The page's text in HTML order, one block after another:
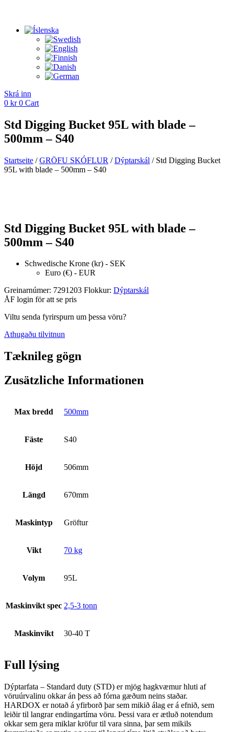
Skrá inn
0 kr 0 Cart
Std Digging Bucket 95L with blade –
500mm – S40
Startseite /GRÖFU SKÓFLUR /Dýptarskál / Std Digging Bucket
95L with blade – 500mm – S40
Std Digging Bucket 95L with blade –
500mm – S40
Schwedische Krone (kr) - SEK
Euro (€) - EUR
Greinarnúmer: 7291203 Flokkur: Dýptarskál
ÅF login för att se pris
Viltu senda fyrirspurn um þessa vöru?
Athugaðu tilvitnun
Tæknileg gögn
Zusätzliche Informationen
Max bredd 500mm
Fäste S40
Höjd 506mm
Längd 670mm
Maskintyp Gröftur
Vikt 70 kg
Volym 95L
Maskinvikt spec 2,5-3 tonn
Maskinvikt 30-40 T
Full lýsing
Dýptarfata – Standard duty (STD) er mjög hagkvæmur hluti af
vöruúrvalinu okkar án þess að fórna gæðum neins staðar.
HARDOX er notað á yfirborð þar sem mikið álag er á efnið, sem
leiðir til langrar endingartíma vöru. Þessi vara er ætluð notendum
okkar sem gera miklar kröfur til vara sinna, þar sem mikils